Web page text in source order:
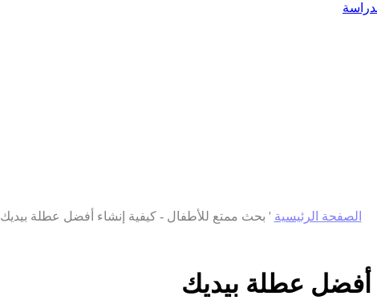
الصفحة الرئيسية ' بحث ممتع للأطفال - كيفية إنشاء أفضل عطلة بيديك
أفضل عطلة بيديك